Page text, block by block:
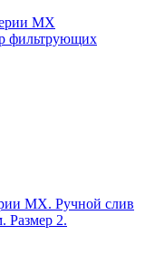
MX
фильтрующих
MX. Ручной слив
Размер 2.